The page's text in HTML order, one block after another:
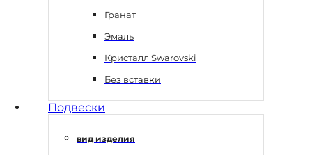
Гранат
Эмаль
Кристалл Swarovski
Без вставки
Подвески
вид изделия